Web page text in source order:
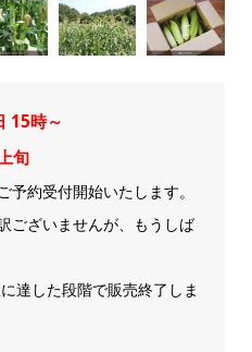
15時～
旬
約受付開始いたします。
ございませんが、もうしば
達した段階で販売終了しま